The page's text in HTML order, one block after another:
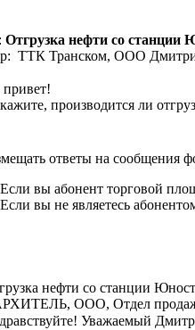
Отгрузка нефти со станции
ТТК Транском, ООО
производится ли
ответы на сообщения
Если вы абонент торговой
Если вы не являетесь
нефти со станции
ООО, Отдел
Уважаемый